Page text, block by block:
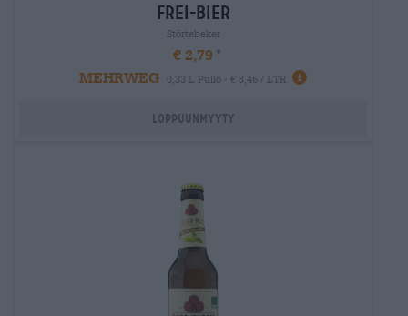
frei-bier
Störtebeker
€ 2,79
MEHRWEG
0,33 L Pullo - € 8,45 / LTR
Loppuunmyyty